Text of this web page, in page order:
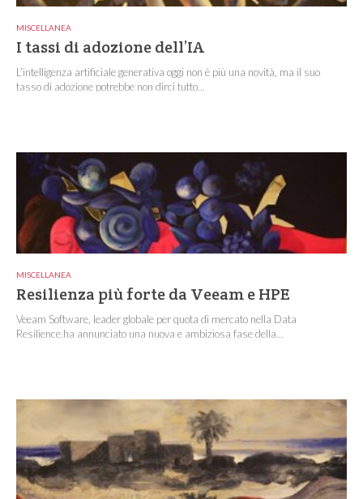
MISCELLANEA
I tassi di adozione dell’IA
L’intelligenza artificiale generativa oggi non è più una novità, ma il suo
tasso di adozione potrebbe non dirci tutto...
MISCELLANEA
Resilienza più forte da Veeam e HPE
Veeam Software, leader globale per quota di mercato nella Data
Resilience,ha annunciato una nuova e ambiziosa fase della...